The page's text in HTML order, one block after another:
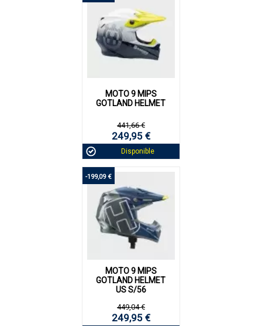
MOTO 9 MIPS
GOTLAND HELMET
441,66 €
249,95 €
Disponible
-199,09 €
MOTO 9 MIPS
GOTLAND HELMET
US S/56
449,04 €
249,95 €